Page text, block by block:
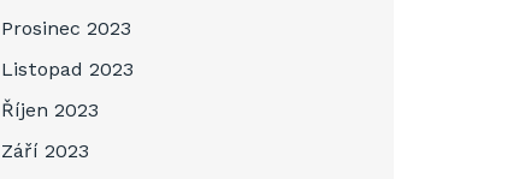
Prosinec 2023
Listopad 2023
Říjen 2023
Září 2023